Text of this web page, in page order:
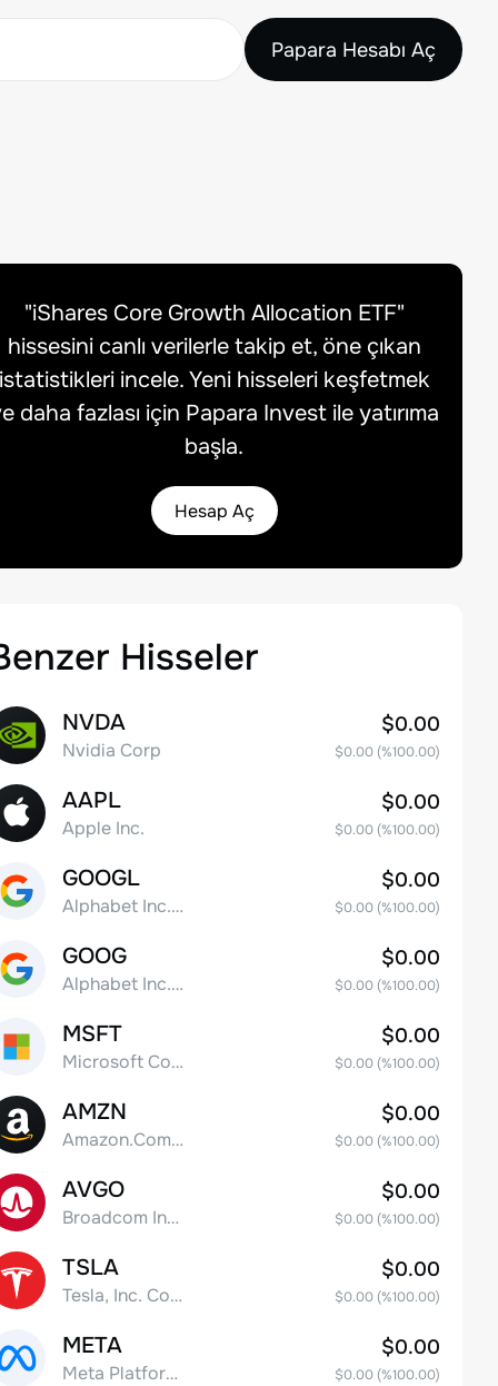
Papara Hesabı Aç
"iShares Core Growth Allocation ETF"
hissesini canlı verilerle takip et, öne çıkan
incele. Yeni hisseleri keşfetmek
daha fazlası için Papara Invest ile yatırıma
başla.
Hesap Aç
Hisseler
NVDA
Nvidia Corp
$0.00
$0.00(%100.00)
AAPL
Apple Inc.
$0.00
$0.00(%100.00)
GOOGL
Alphabet Inc. Class A Common Stock
$0.00
$0.00(%100.00)
GOOG
Alphabet Inc. Class C Capital Stock
$0.00
$0.00(%100.00)
MSFT
Microsoft Corp
$0.00
$0.00(%100.00)
AMZN
Amazon.Com Inc
$0.00
$0.00(%100.00)
AVGO
Broadcom Inc. Common Stock
$0.00
$0.00(%100.00)
TSLA
Tesla, Inc. Common Stock
$0.00
$0.00(%100.00)
META
Meta Platforms, Inc. Class A Common Stock
$0.00
$0.00(%100.00)